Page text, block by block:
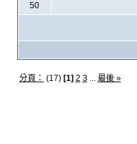
50
分頁： (17) [1] 2 3... 最後 »